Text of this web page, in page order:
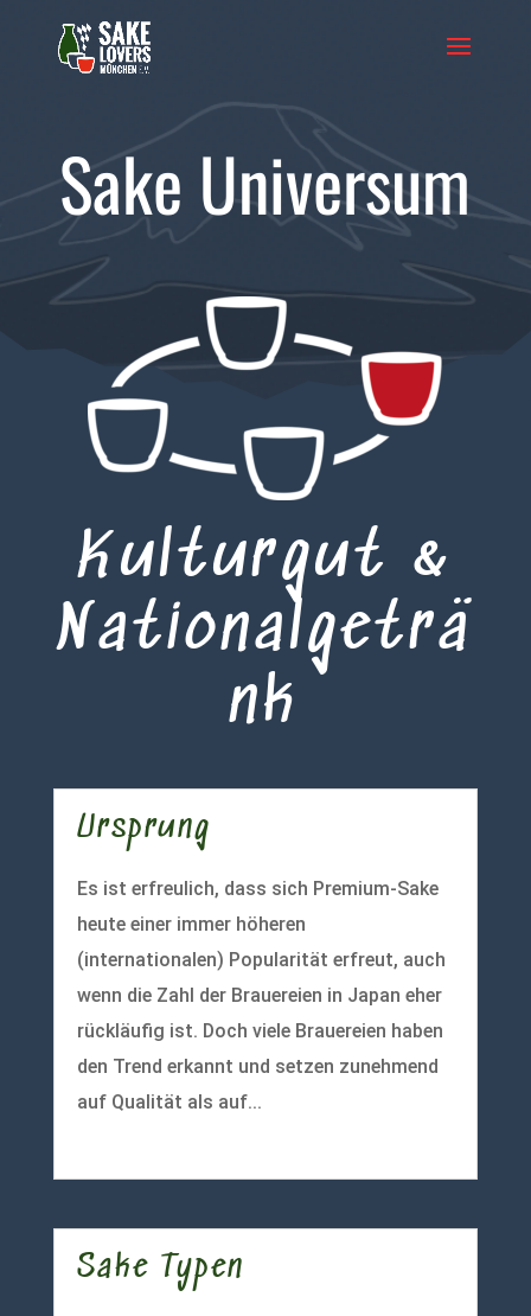
Sake Universum
Kulturgut &
Nationalgeträ
nk
Ursprung
Es ist erfreulich, dass sich Premium-Sake
heute einer immer höheren
(internationalen) Popularität erfreut, auch
wenn die Zahl der Brauereien in Japan eher
rückläufig ist. Doch viele Brauereien haben
den Trend erkannt und setzen zunehmend
auf Qualität als auf...
Sake Typen